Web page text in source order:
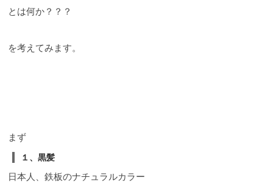
とは何か？？？
を考えてみます。
まず
１、黒髪
日本人、鉄板のナチュラルカラー